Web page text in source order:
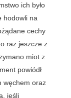
ich było
hodowli na
cechy
raz jeszcze z
miot z
powiódł
węchem oraz
jeśli